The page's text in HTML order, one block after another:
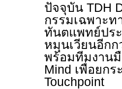
ปัจจุบัน TDH
กรรมเฉพาะ
ทันตแพทย์ปร
หมุนเวียนอีก
พร้อมทีมงาน
Mind เพื่อยก
Touchpoint